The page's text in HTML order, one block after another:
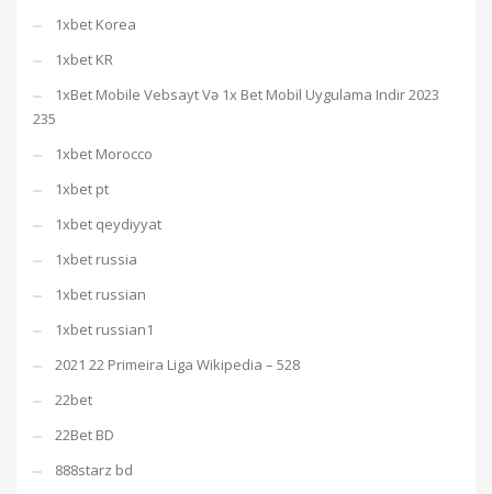
1xbet Korea
1xbet KR
1xBet Mobile Vebsayt Və 1x Bet Mobil Uygulama Indir 2023
235
1xbet Morocco
1xbet pt
1xbet qeydiyyat
1xbet russia
1xbet russian
1xbet russian1
2021 22 Primeira Liga Wikipedia – 528
22bet
22Bet BD
888starz bd